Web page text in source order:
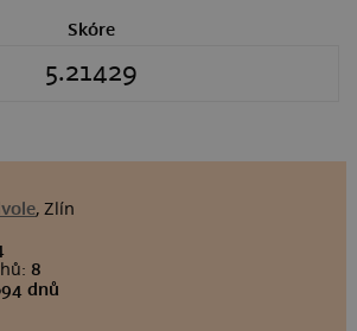
Skóre
5.21429
, Zlín
8
dnů